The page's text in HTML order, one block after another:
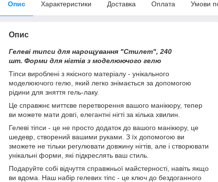
Опис Характеристики Доставка Оплата Умови
Опис
Гелеві типси для нарощування "Стилет", 240
шт. Форми для нігтів з моделюючого гелю
Тіпси вироблені з якісного матеріалу - унікального
моделюючого гелю, який легко знімається за допомогою
рідини для зняття гель-лаку.
Це справжнє миттєве перетворення вашого манікюру, тепер
ви можете мати довгі, елегантні нігті за кілька хвилин.
Гелеві тіпси - це не просто додаток до вашого манікюру, це
шедевр, створений вашими руками. З їх допомогою ви
зможете не тільки регулювати довжину нігтів, але і створювати
унікальні форми, які підкреслять ваш стиль.
Подаруйте собі відчуття справжньої майстерності, навіть якщо
ви вдома. Наш набір гелевих тіпс - це ключ до бездоганного